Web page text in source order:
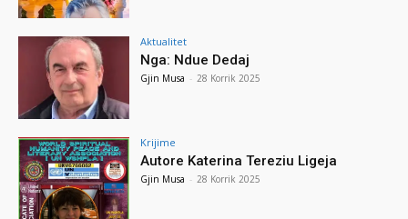
Aktualitet
Nga: Ndue Dedaj
Gjin Musa - 28 Korrik 2025
Krijime
Autore Katerina Tereziu Ligeja
Gjin Musa - 28 Korrik 2025